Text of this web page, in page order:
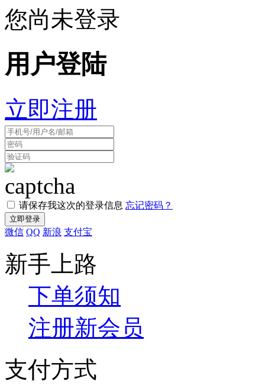
您尚未登录
用户登陆
立即注册
请保存我这次的登录信息 忘记密码？
微信 QQ 新浪 支付宝
新手上路
下单须知
注册新会员
支付方式